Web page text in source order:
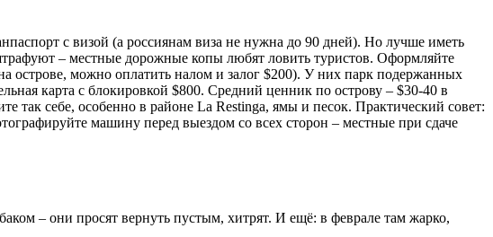
с визой (а россиянам виза не нужна до 90 дней). Но лучше иметь
– местные дорожные копы любят ловить туристов. Оформляйте
острове, можно оплатить налом и залог $200). У них парк подержанных
карта с блокировкой $800. Средний ценник по острову – $30-40 в
так себе, особенно в районе La Restinga, ямы и песок. Практический совет:
машину перед выездом со всех сторон – местные при сдаче
– они просят вернуть пустым, хитрят. И ещё: в феврале там жарко,